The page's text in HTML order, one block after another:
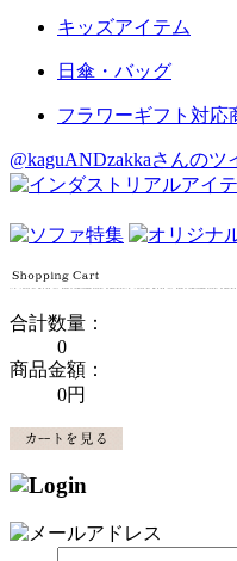
キッズアイテム
日傘・バッグ
フラワーギフト対応
@kaguANDzakkaさんのツ
合計数量：
0
商品金額：
0円